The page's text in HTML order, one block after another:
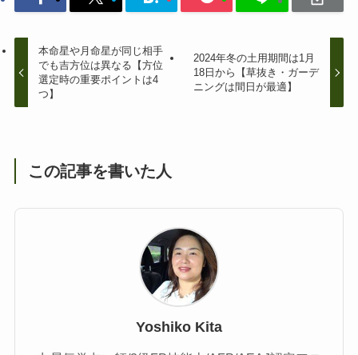
本命星や月命星が同じ相手
でも吉方位は異なる【方位
選定時の重要ポイントは4
つ】
2024年冬の土用期間は1月
18日から【草抜き・ガーデ
ニングは間日が最適】
この記事を書いた人
Yoshiko Kita